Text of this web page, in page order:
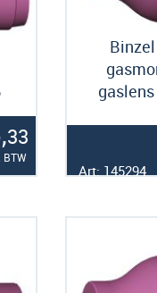
33
BTW
Art: 145294